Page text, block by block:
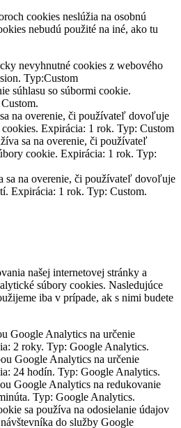
cookies neslúžia na osobnú
nebudú použité na iné, ako tu
nevyhnutné cookies z webového
Typ:Custom
súhlasu so súbormi cookie.
na overenie, či používateľ dovoľuje
Expirácia: 1 rok. Typ: Custom
sa na overenie, či používateľ
cookie. Expirácia: 1 rok. Typ:
sa na overenie, či používateľ dovoľuje
Expirácia: 1 rok. Typ: Custom.
našej internetovej stránky a
súbory cookies. Nasledujúce
iba v prípade, ak s nimi budete
Google Analytics na určenie
2 roky. Typ: Google Analytics.
Google Analytics na určenie
24 hodín. Typ: Google Analytics.
Google Analytics na redukovanie
Typ: Google Analytics.
sa používa na odosielanie údajov
do služby Google